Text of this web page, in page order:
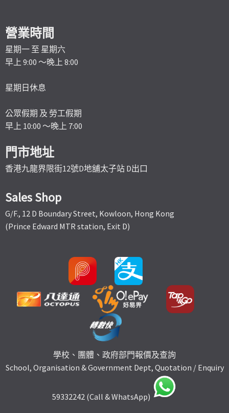
營業時間
星期一 至 星期六
早上 9:00 ～晚上 8:00
星期日休息
公眾假期 及 勞工假期
早上 10:00 ～晚上 7:00
門市地址
香港九龍界限街12號D地舖太子站 D出口
Sales Shop
G/F., 12 D Boundary Street, Kowloon, Hong Kong
(Prince Edward MTR station, Exit D)
學校、團體、政府部門報價及查詢
School, Organisation & Government Dept, Quotation / Enquiry
59332242 (Call & WhatsApp)